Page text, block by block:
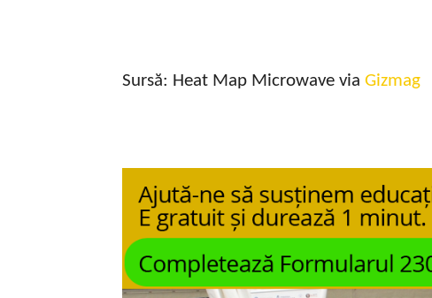
Sursă: Heat Map Microwave via Gizmag